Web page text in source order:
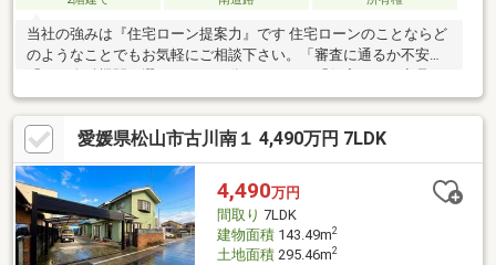
当社の強みは『住宅ローン提案力』です 住宅ローンのことならど
のようなことでもお気軽にご相談下さい。「審査に通るか不安」
「どの金融機関を選べばいいか分からない」「住宅ローン商品の
選び方が分からない」「車のローンがあるけど大丈夫？」「年齢
がネックになっている」皆様のご不安やお悩みを一緒に解決しま
す！もちろん強引な営業は行いません。公平中立な立場でお客様
に合った金融機関をご提案させていただきます。
愛媛県松山市古川南１ 4,490万円 7LDK
4,490万円
間取り 7LDK
建物面積143.49m2
土地面積295.46m2